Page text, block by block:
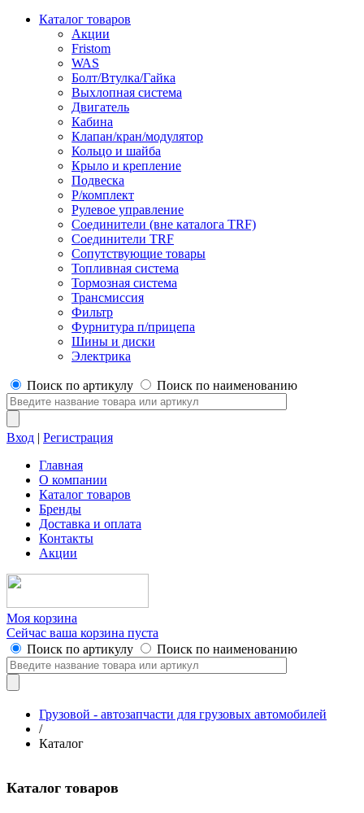
Каталог товаров
Акции
Fristom
WAS
Болт/Втулка/Гайка
Выхлопная система
Двигатель
Кабина
Клапан/кран/модулятор
Кольцо и шайба
Крыло и крепление
Подвеска
Р/комплект
Рулевое управление
Соединители (вне каталога TRF)
Соединители TRF
Сопутствующие товары
Топливная система
Тормозная система
Трансмиссия
Фильтр
Фурнитура п/прицепа
Шины и диски
Электрика
Поиск по артикулу Поиск по наименованию
Вход | Регистрация
Главная
О компании
Каталог товаров
Бренды
Доставка и оплата
Контакты
Акции
Моя корзина
Сейчас ваша корзина пуста
Поиск по артикулу
Поиск по наименованию
Грузовой - автозапчасти для грузовых автомобилей
/
Каталог
Каталог товаров